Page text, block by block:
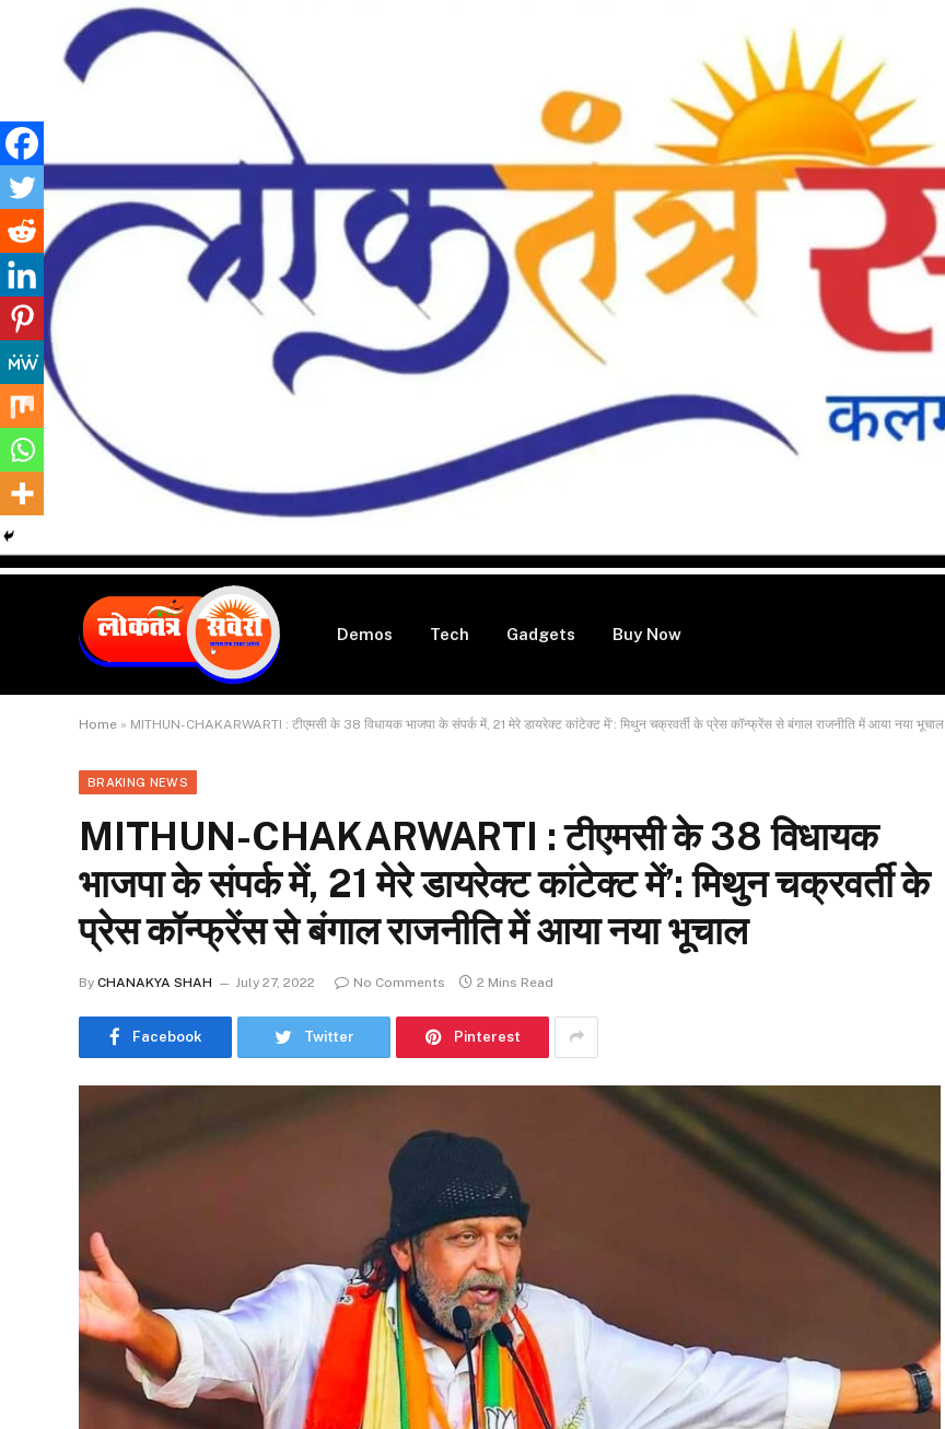
Demos Tech Gadgets Buy Now
Home » MITHUN-CHAKARWARTI : टीएमसी के 38 विधायक भाजपा के संपर्क में, 21 मेरे डायरेक्ट कांटेक्ट में’: मिथुन चक्रवर्ती के प्रेस कॉन्फ्रेंस से बंगाल राजनीति में आया नया भूचाल
BRAKING NEWS
MITHUN-CHAKARWARTI : टीएमसी के 38 विधायक
भाजपा के संपर्क में, 21 मेरे डायरेक्ट कांटेक्ट में’: मिथुन चक्रवर्ती के
प्रेस कॉन्फ्रेंस से बंगाल राजनीति में आया नया भूचाल
By CHANAKYA SHAH July 27, 2022 No Comments 2 Mins Read
Facebook Twitter Pinterest